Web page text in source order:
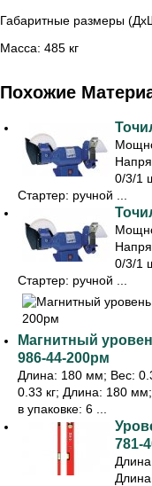
Габаритные размеры
Масса: 485 кг
Похожие
0/3/1
Стартер: ручной ...
0/3/1
Стартер: ручной ...
Магнитный
986-44-200рм
Длина: 180 мм; Вес:
0.33 кг; Длина: 180
в упаковке: 6 ...
781-